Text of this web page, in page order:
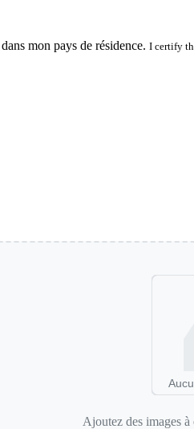
mon pays de résidence. I certify
Ajoutez des images